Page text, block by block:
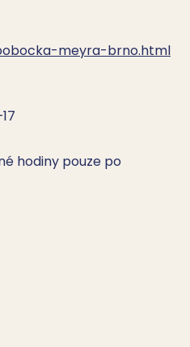
meyra-brno.html
hodiny pouze po